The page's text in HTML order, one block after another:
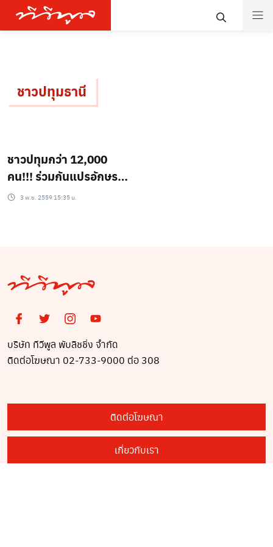
ชาวปทุมธานี
ชาวปทุมกว่า 12,000
คน!!! ร่วมกันแปรอักษร
“รักพ่อ ปทุมธานี” เพื่อ
3 พ.ย. 2559 15:35 น.
บริษัท ทีวีพูล พับลิชชิ่ง จำกัด
ติดต่อโฆษณา 02-733-9000 ต่อ 308
ติดต่อโฆษณา
เกี่ยวกับเรา